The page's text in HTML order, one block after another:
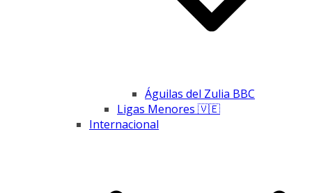
Águilas del Zulia BBC
Ligas Menores 🇻🇪
Internacional